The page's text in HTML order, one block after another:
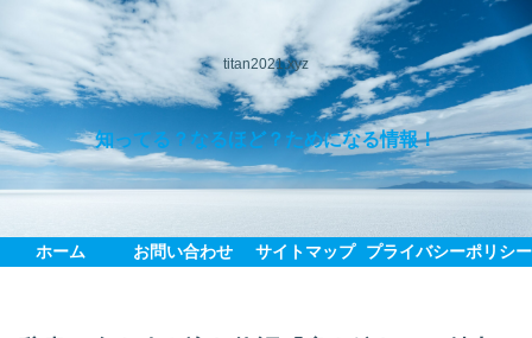
titan2021.xyz
知ってる？なるほど？ためになる情報！
ホーム お問い合わせ サイトマップ プライバシーポリシー